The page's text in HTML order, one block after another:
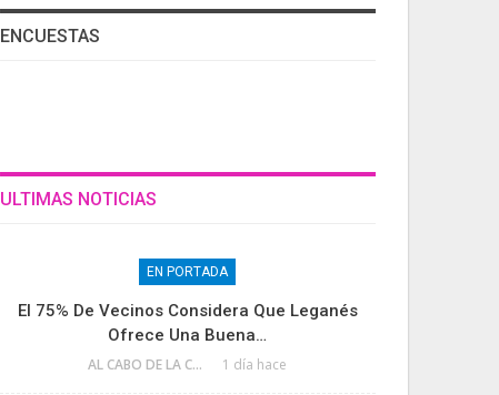
ENCUESTAS
ULTIMAS NOTICIAS
EN PORTADA
El 75% De Vecinos Considera Que Leganés
Ofrece Una Buena…
AL CABO DE LA CALLE 1 día hace